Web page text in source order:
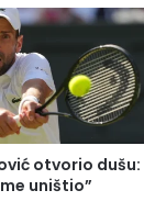
t
a
h
o
n
i
otvorio dušu:
uništio”